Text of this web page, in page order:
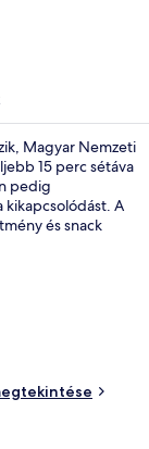
Magyar Nemzeti
15 perc sétáva
pedig
kikapcsolódást. A
és snack
általános
Blaha